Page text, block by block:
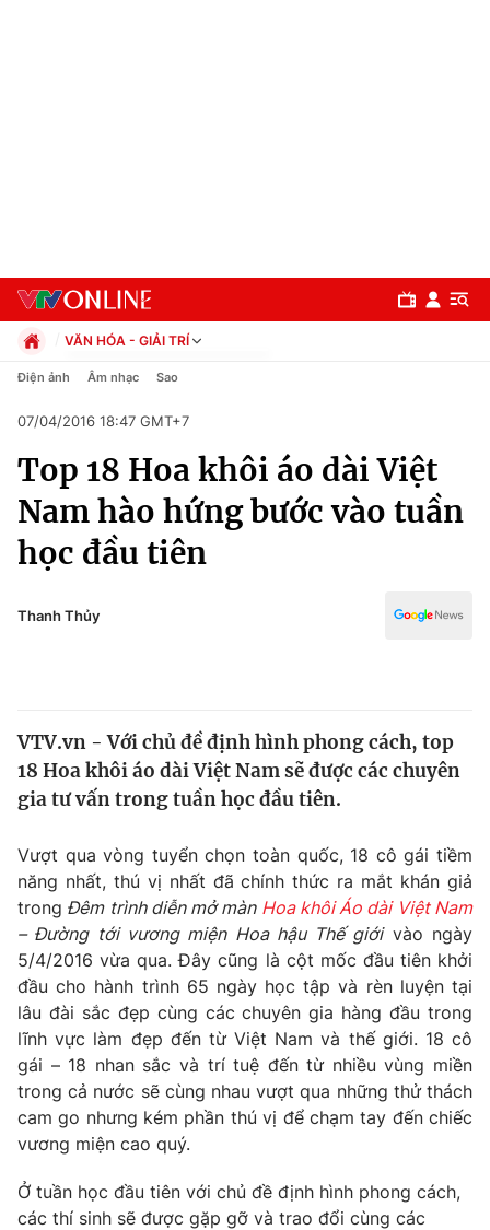
Chuyên mục
Chính trị
Xã hội
Pháp luật
Thế giới
Tin tức
Câu chuyện quốc tế
Kinh tế
Tài chính
Thị trường
Góc doanh nghiệp
Dữ liệu và đời sống
Truyền hình
Phim VTV
Hậu trường
Nhân vật
Khán giả
Giải sao mai
Giải trí
Điện ảnh
Âm nhạc
Sao
Đời sống
Du lịch
Làm đẹp
Chất lượng cuộc sống
Giáo dục
Tuyển sinh
Học trực tuyến
Công nghệ
VĂN HÓA - GIẢI TRÍ
Chính trị
Pháp luật
Kinh tế
Thể thao
Truyền hình
Văn hóa - Giải trí
Công nghệ
Điện ảnh Âm nhạc Sao
07/04/2016 18:47 GMT+7
Top 18 Hoa khôi áo dài Việt
Nam hào hứng bước vào tuần
học đầu tiên
Thanh Thủy
VTV.vn - Với chủ đề định hình phong cách, top
18 Hoa khôi áo dài Việt Nam sẽ được các chuyên
gia tư vấn trong tuần học đầu tiên.
Vượt qua vòng tuyển chọn toàn quốc, 18 cô gái tiềm
năng nhất, thú vị nhất đã chính thức ra mắt khán giả
trong Đêm trình diễn mở màn Hoa khôi Áo dài Việt Nam
– Đường tới vương miện Hoa hậu Thế giớivào ngày
5/4/2016 vừa qua. Đây cũng là cột mốc đầu tiên khởi
đầu cho hành trình 65 ngày học tập và rèn luyện tại
lâu đài sắc đẹp cùng các chuyên gia hàng đầu trong
lĩnh vực làm đẹp đến từ Việt Nam và thế giới. 18 cô
gái – 18 nhan sắc và trí tuệ đến từ nhiều vùng miền
trong cả nước sẽ cùng nhau vượt qua những thử thách
cam go nhưng kém phần thú vị để chạm tay đến chiếc
vương miện cao quý.
Ở tuần học đầu tiên với chủ đề định hình phong cách,
các thí sinh sẽ được gặp gỡ và trao đổi cùng các